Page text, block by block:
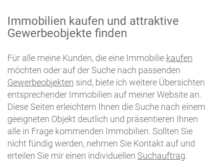
Immobilien kaufen und attraktive
Gewerbeobjekte finden
Für alle meine Kunden, die eine Immobilie kaufen
möchten oder auf der Suche nach passenden
Gewerbeobjekten sind, biete ich weitere Übersichten
entsprechender Immobilien auf meiner Website an.
Diese Seiten erleichtern Ihnen die Suche nach einem
geeigneten Objekt deutlich und präsentieren Ihnen
alle in Frage kommenden Immobilien. Sollten Sie
nicht fündig werden, nehmen Sie Kontakt auf und
erteilen Sie mir einen individuellen Suchauftrag.